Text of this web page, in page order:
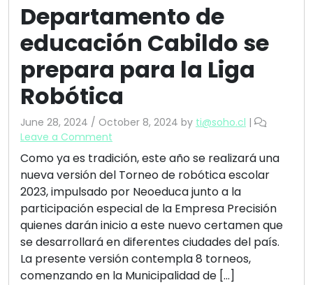
Departamento de
educación Cabildo se
prepara para la Liga
Robótica
June 28, 2024 / October 8, 2024 by ti@soho.cl |
Leave a Comment
Como ya es tradición, este año se realizará una
nueva versión del Torneo de robótica escolar
2023, impulsado por Neoeduca junto a la
participación especial de la Empresa Precisión
quienes darán inicio a este nuevo certamen que
se desarrollará en diferentes ciudades del país.
La presente versión contempla 8 torneos,
comenzando en la Municipalidad de […]